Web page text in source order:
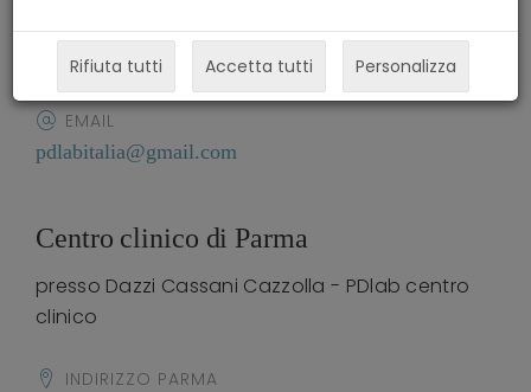
RECAPITO TELEFONICO
0521238114
EMAIL
pdlabitalia@gmail.com
Centro clinico di Parma
presso Dazzi Cassani Cazzolla - PDlab centro
clinico
INDIRIZZO PARMA
Rifiuta tutti Accetta tutti Personalizza